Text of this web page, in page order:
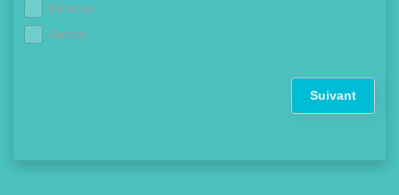
Finance
Autres
Suivant